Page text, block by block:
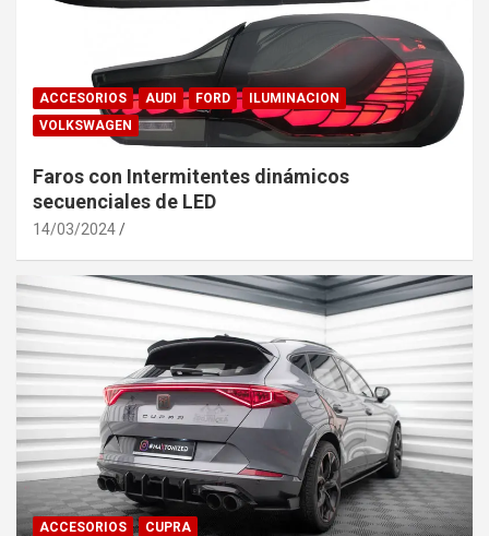
ACCESORIOS AUDI FORD
ILUMINACION
VOLKSWAGEN
Faros con Intermitentes dinámicos
secuenciales de LED
14/03/2024
ACCESORIOS CUPRA